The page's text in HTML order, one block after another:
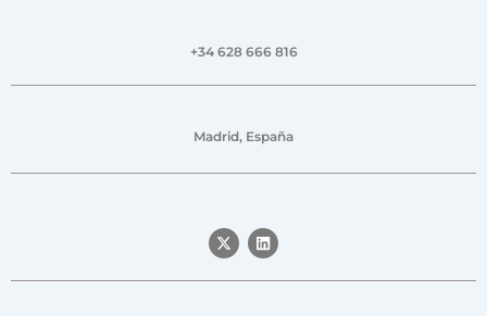
+34 628 666 816
Madrid, España